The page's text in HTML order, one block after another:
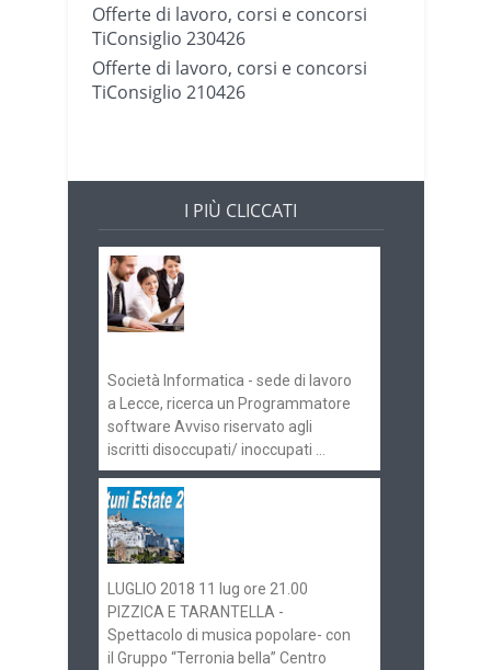
Offerte di lavoro, corsi e concorsi
TiConsiglio 230426
Offerte di lavoro, corsi e concorsi
TiConsiglio 210426
I PIÙ CLICCATI
Società Informatica - sede di lavoro
a Lecce, ricerca un Programmatore
software Avviso riservato agli
iscritti disoccupati/ inoccupati ...
LUGLIO 2018 11 lug ore 21.00
PIZZICA E TARANTELLA -
Spettacolo di musica popolare- con
il Gruppo “Terronia bella” Centro